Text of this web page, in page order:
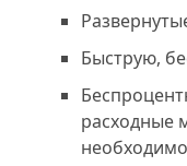
Быструю,
расходные